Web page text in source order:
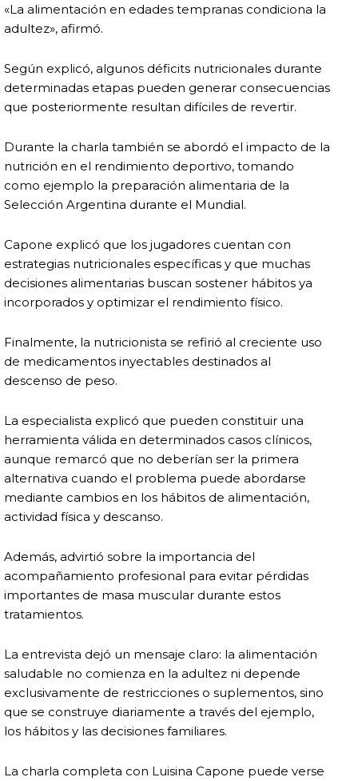
«La alimentación en edades tempranas condiciona la
adultez», afirmó.
Según explicó, algunos déficits nutricionales durante
determinadas etapas pueden generar consecuencias
que posteriormente resultan difíciles de revertir.
Durante la charla también se abordó el impacto de la
nutrición en el rendimiento deportivo, tomando
como ejemplo la preparación alimentaria de la
Selección Argentina durante el Mundial.
Capone explicó que los jugadores cuentan con
estrategias nutricionales específicas y que muchas
decisiones alimentarias buscan sostener hábitos ya
incorporados y optimizar el rendimiento físico.
Finalmente, la nutricionista se refirió al creciente uso
de medicamentos inyectables destinados al
descenso de peso.
La especialista explicó que pueden constituir una
herramienta válida en determinados casos clínicos,
aunque remarcó que no deberían ser la primera
alternativa cuando el problema puede abordarse
mediante cambios en los hábitos de alimentación,
actividad física y descanso.
Además, advirtió sobre la importancia del
acompañamiento profesional para evitar pérdidas
importantes de masa muscular durante estos
tratamientos.
La entrevista dejó un mensaje claro: la alimentación
saludable no comienza en la adultez ni depende
exclusivamente de restricciones o suplementos, sino
que se construye diariamente a través del ejemplo,
los hábitos y las decisiones familiares.
La charla completa con Luisina Capone puede verse